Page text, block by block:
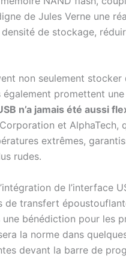
de Jules Verne une
de stockage,
non seulement
également promettent
n’a jamais été aussi
et AlphaTech,
extrêmes,
rudes.
de l’interface
de transfert
bénédiction pour les
la norme dans
devant la barre de